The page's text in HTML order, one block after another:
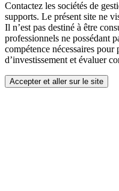
Contactez les sociétés de
supports. Le présent site ne
Il n’est pas destiné à être
professionnels ne possédant
compétence nécessaires
d’investissement et évaluer
Accepter et aller sur le site